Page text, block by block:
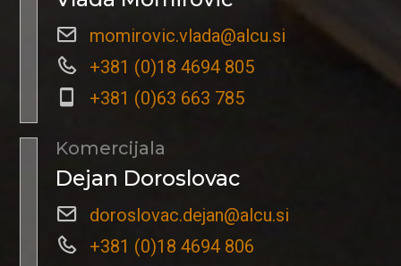
momirovic.vlada@alcu.si
+381 (0)18 4694 805
+381 (0)63 663 785
Komercijala
Dejan Doroslovac
doroslovac.dejan@alcu.si
+381 (0)18 4694 806